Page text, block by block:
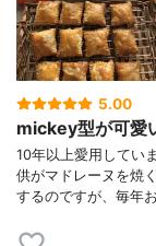
5.00
mickey型が可愛
10年以上愛用してい
供がマドレーヌを焼
するのですが、毎年